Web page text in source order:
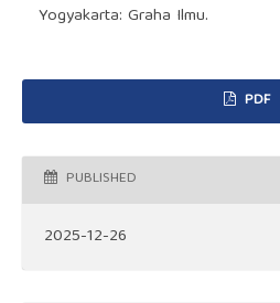
Yogyakarta: Graha Ilmu.
PDF
PUBLISHED
2025-12-26